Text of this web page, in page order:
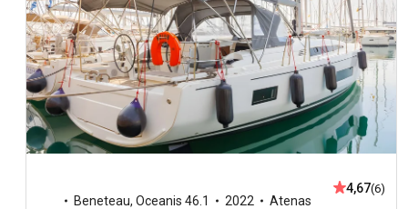
Beneteau, Oceanis 46.1 2022 Atenas
4,67(6)